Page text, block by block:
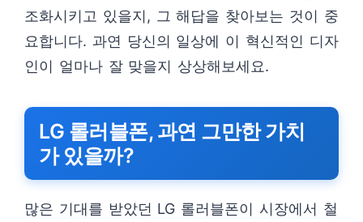
조화시키고 있을지, 그 해답을 찾아보는 것이 중
요합니다. 과연 당신의 일상에 이 혁신적인 디자
인이 얼마나 잘 맞을지 상상해보세요.
LG 롤러블폰, 과연 그만한 가치
가 있을까?
많은 기대를 받았던 LG 롤러블폰이 시장에서 철